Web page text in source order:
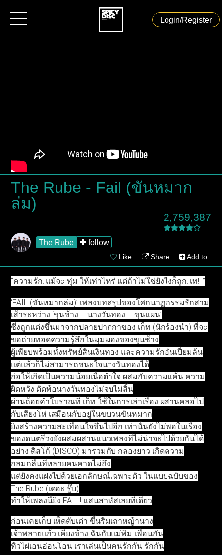
ARTIST
SPICYDISCSHOP
CONTACT US
Login/Register
The Rube - Fail (ขันหมาก
ล่ม)
2,759,387
The Rube follow
Like Share Add to
“ความรัก..แม้จะ ทุ่ม ให้เท่าไหร่ แต่ถ้าไม่ใช่ยังไงก็ถูก..เท!! ”
‘FAIL (ขันหมากล่ม)’ เพลงบทสรุปของโศกนาฏกรรมรักสาม
เส้าระหว่าง ‘ขุนช้าง – นางวันทอง – ขุนแผน’
ซึ่งถูกแต่งขึ้นมาจากปลายปากกาของ เก็ท (นักร้องนำ) ที่จะ
ขอถ่ายทอดความรู้สึกในมุมมองของขุนช้าง
ผู้เพียบพร้อมทั้งทรัพย์สินเงินทอง และความรักอันเปี่ยมล้น
แต่แล้วก็ไม่สามารถชนะใจนางวันทองได้
ก่อให้เกิดเป็นความน้อยเนื้อต่ำใจ ผสมกับความแค้น ความ
ผิดหวัง ตัดพ้อนางวันทองไม่จบไม่สิ้น
ผ่านถ้อยคำโบราณที่ เก็ท ใช้ในการเล่าเรื่อง ผสานคลอไป
กับเสียงโห่ เสมือนกับอยู่ในขบวนขันหมาก
ยิ่งสร้างความสะเทือนใจขึ้นไปอีก เท่านั้นยังไม่พอในเรื่อง
ของดนตรีวงยังผสมผสานแนวเพลงที่ไม่น่าจะไปด้วยกันได้
อย่าง ดิสโก้ (DISCO) มารวมกับ กลองยาว เกิดความ
กลมกลืนที่หลายคนคาดไม่ถึง
แต่ยังคงแฝงไปด้วยเอกลักษณ์เฉพาะตัว ในแบบฉบับของ
The Rube (เดอะ รู๊บ)
ทำให้เพลงนี้ยิ่ง FAIL!! แสนสาหัสเลยทีเดียว
ก่อนเคยเก็บ เห็ดตับเต่า ขึ้นริมเถาหญ้านาง
เจ้าพลายแก้ว เคียงข้าง ฉันกับแม่พิม เพื่อนกัน
ทิวไผ่เอนอ่อนโอน เราเล่นเป็นคนรักกัน รักกัน